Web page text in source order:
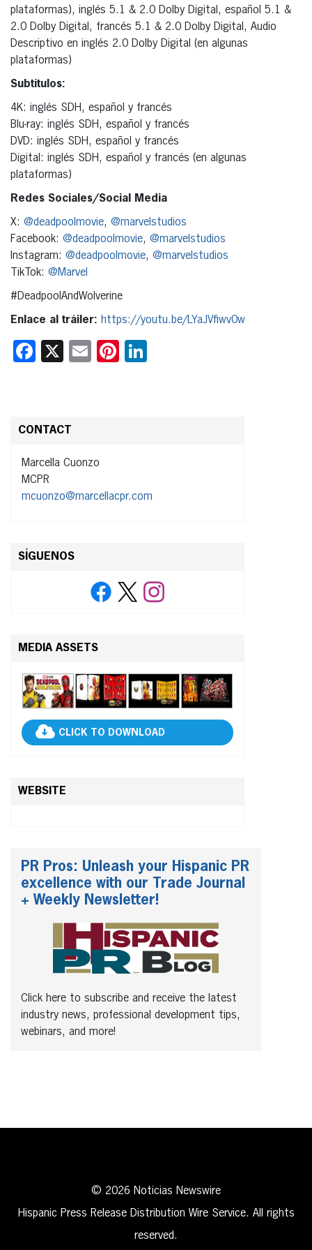
plataformas), inglés 5.1 & 2.0 Dolby Digital, español 5.1 &
2.0 Dolby Digital, francés 5.1 & 2.0 Dolby Digital, Audio
Descriptivo en inglés 2.0 Dolby Digital (en algunas
plataformas)
Subtítulos:
4K: inglés SDH, español y francés
Blu-ray: inglés SDH, español y francés
DVD: inglés SDH, español y francés
Digital: inglés SDH, español y francés (en algunas
plataformas)
Redes Sociales/Social Media
X: @deadpoolmovie, @marvelstudios
Facebook: @deadpoolmovie, @marvelstudios
Instagram: @deadpoolmovie, @marvelstudios
TikTok: @Marvel
#DeadpoolAndWolverine
Enlace al tráiler: https://youtu.be/LYaJVfiwv0w
Facebook
X EmailPinterest
CONTACT
Marcella Cuonzo
MCPR
mcuonzo@marcellacpr.com
SÍGUENOS
MEDIA ASSETS
CLICK TO DOWNLOAD
WEBSITE
PR Pros: Unleash your Hispanic PR
excellence with our Trade Journal
+ Weekly Newsletter!
Click here to subscribe and receive the latest
industry news, professional development tips,
webinars, and more!
© 2026 Noticias Newswire
Hispanic Press Release Distribution Wire Service. All rights
reserved.